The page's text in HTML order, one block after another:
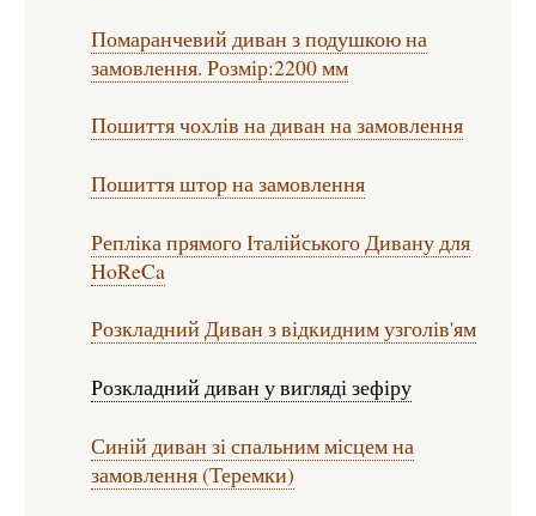
Помаранчевий диван з подушкою на
замовлення. Розмір:2200 мм
Пошиття чохлів на диван на замовлення
Пошиття штор на замовлення
Репліка прямого Італійського Дивану для
HoReCa
Розкладний Диван з відкидним узголів'ям
Розкладний диван у вигляді зефіру
Синій диван зі спальним місцем на
замовлення (Теремки)